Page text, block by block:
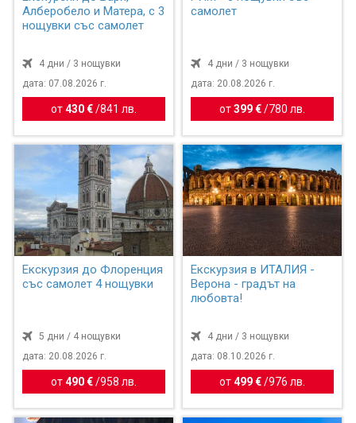
Алберобело и Матера, с 3
нощувки със самолет
4 дни / 3 нощувки
дата: 07.08.2026 г.
от430 € /841 лв.
самолет
4 дни / 3 нощувки
дата: 20.08.2026 г.
от399 €/ 780 лв.
Екскурзия до Флоренция
със самолет 4 нощувки
5 дни / 4 нощувки
дата: 20.08.2026 г.
от490 € /958 лв.
Екскурзия в ИТАЛИЯ -
Верона - градът на
любовта!
4 дни / 3 нощувки
дата: 08.10.2026 г.
от499 €/976 лв.